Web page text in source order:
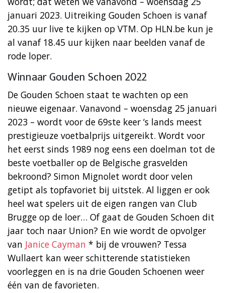
januari 2023. Uitreiking Gouden Schoen is vanaf
20.35 uur live te kijken op VTM. Op HLN.be kun je
al vanaf 18.45 uur kijken naar beelden vanaf de
rode loper.
Winnaar Gouden Schoen 2022
De Gouden Schoen staat te wachten op een
nieuwe eigenaar. Vanavond – woensdag 25 januari
2023 – wordt voor de 69ste keer ‘s lands meest
prestigieuze voetbalprijs uitgereikt. Wordt voor
het eerst sinds 1989 nog eens een doelman tot de
beste voetballer op de Belgische grasvelden
bekroond? Simon Mignolet wordt door velen
getipt als topfavoriet bij uitstek. Al liggen er ook
heel wat spelers uit de eigen rangen van Club
Brugge op de loer… Of gaat de Gouden Schoen dit
jaar toch naar Union? En wie wordt de opvolger
van Janice Cayman * bij de vrouwen? Tessa
Wullaert kan weer schitterende statistieken
voorleggen en is na drie Gouden Schoenen weer
één van de favorieten.